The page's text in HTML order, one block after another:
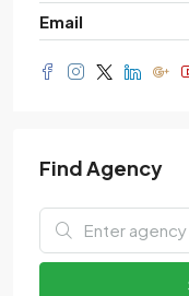
Email
Find Agency